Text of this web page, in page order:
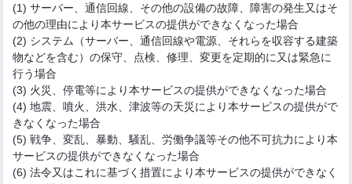
(1) サーバー、通信回線、その他の設備の故障、障害の発生又はそ
の他の理由により本サービスの提供ができなくなった場合
(2) システム（サーバー、通信回線や電源、それらを収容する建築
物などを含む）の保守、点検、修理、変更を定期的に又は緊急に
行う場合
(3) 火災、停電等により本サービスの提供ができなくなった場合
(4) 地震、噴火、洪水、津波等の天災により本サービスの提供がで
きなくなった場合
(5) 戦争、変乱、暴動、騒乱、労働争議等その他不可抗力により本
サービスの提供ができなくなった場合
(6) 法令又はこれに基づく措置により本サービスの提供ができなく